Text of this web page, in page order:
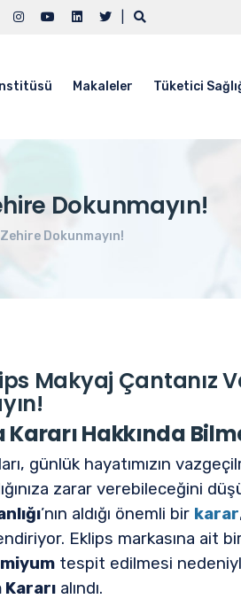
Makaleler Tüketici
Dokunmayın!
Dokunmayın!
Makyaj Çantanız
Hakkında
günlük hayatımızın
zarar verebileceğini
’nın aldığı önemli bir karar
Eklips markasına ait
tespit edilmesi
alındı.